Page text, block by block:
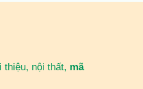
nội thất, mã